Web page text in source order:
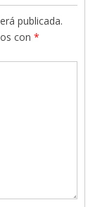
publicada.
con*